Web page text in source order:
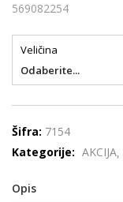
569082254
Veličina
Odaberite...
Šifra: 7154
Kategorije: AKCIJA
Opis